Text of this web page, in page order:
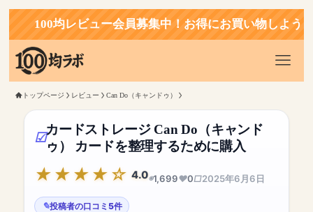
均レビュー会員募集中！お得にお買い物しよう！
トップページ レビュー Can Do（キャンドゥ）
カードストレージ Can Do（キャンド
ゥ） カードを整理するために購入
4.0 1,699 0 2025年6月6日
投稿者の口コミ5件